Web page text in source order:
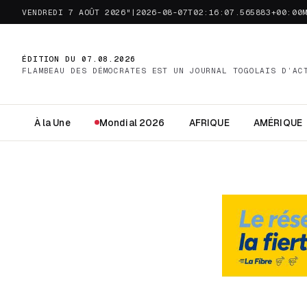
VENDREDI 7 AOÛT 2026"|2026-08-
ÉDITION DU 07.08.2026
FLAMBEAU DES DÉMOCRATES EST UN JOURNAL TOGOLAIS
À la Une Mondial 2026 AFRIQUE AMÉRIQUE